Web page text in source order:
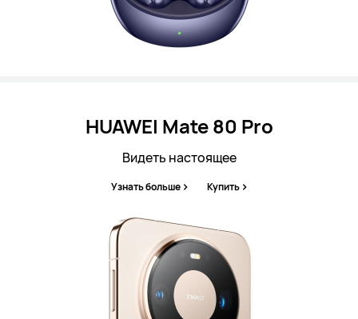
HUAWEI Mate 80 Pro
Видеть настоящее
Узнать больше Купить